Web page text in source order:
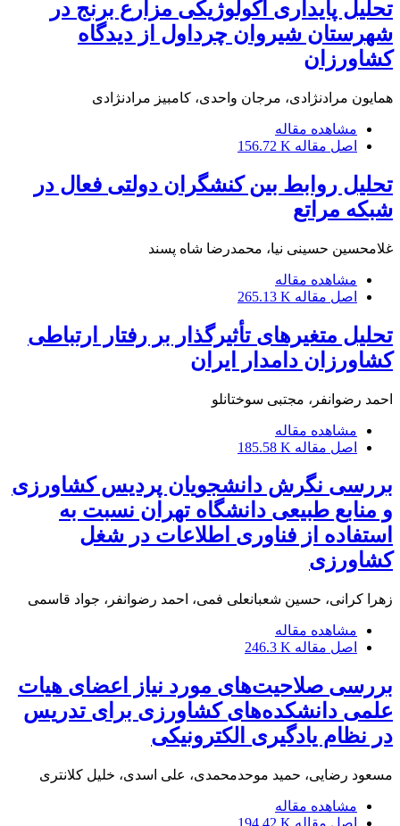
تحلیل پایداری اکولوژیکی مزارع برنج در
شهرستان شیروان چرداول از دیدگاه
کشاورزان
همایون مرادنژادی، مرجان واحدی، کامبیز مرادنژادی
مشاهده مقاله
اصل مقاله 156.72 K
تحلیل روابط بین کنشگران دولتی فعال در
شبکه مراتع
غلامحسین حسینی نیا، محمدرضا شاه پسند
مشاهده مقاله
اصل مقاله 265.13 K
تحلیل متغیرهای تأثیرگذار بر رفتار ارتباطی
کشاورزان دامدار ایران
احمد رضوانفر، مجتبی سوختانلو
مشاهده مقاله
اصل مقاله 185.58 K
بررسی نگرش دانشجویان پردیس کشاورزی
و منابع طبیعی دانشگاه تهران نسبت به
استفاده از فناوری اطلاعات در شغل
کشاورزی
زهرا کرانی، حسین شعبانعلی فمی، احمد رضوانفر، جواد قاسمی
مشاهده مقاله
اصل مقاله 246.3 K
بررسی صلاحیت‌های مورد نیاز اعضای هیات
علمی دانشکده‌های کشاورزی برای تدریس
در نظام یادگیری الکترونیکی
مسعود رضایی، حمید موحدمحمدی، علی اسدی، خلیل کلانتری
مشاهده مقاله